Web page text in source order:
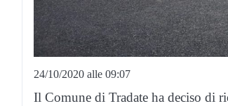
24/10/2020 alle 09:07
Il Comune di Tradate ha deciso di